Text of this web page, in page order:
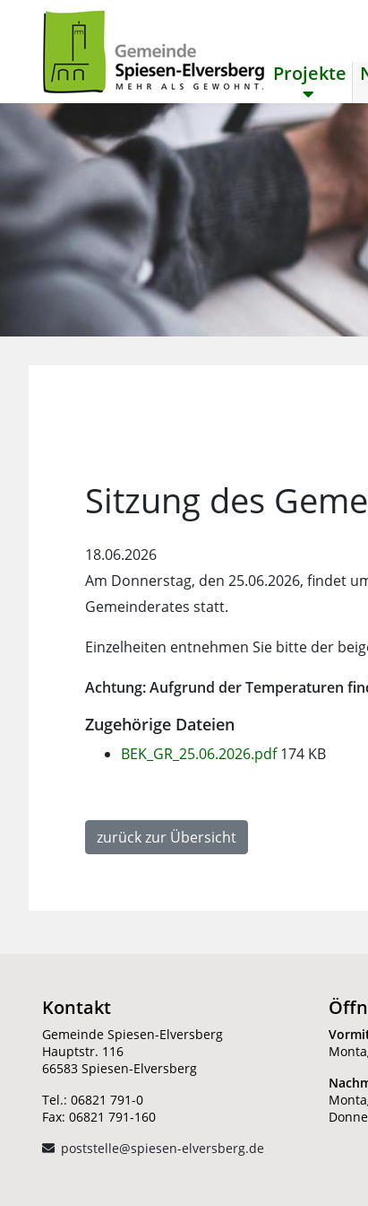
zum Inhalt
Projekte
Sitzung des
18.06.2026
Am Donnerstag, den 25.06.2026, findet
Gemeinderates statt.
Einzelheiten entnehmen Sie bitte der
Achtung: Aufgrund der Temperaturen
Zugehörige Dateien
BEK_GR_25.06.2026.pdf174 KB
zurück zur Übersicht
Kontakt
Gemeinde Spiesen-Elversberg
Hauptstr. 116
66583 Spiesen-Elversberg
Tel.: 06821 791-0
Fax: 06821 791-160
poststelle@spiesen-elversberg.de